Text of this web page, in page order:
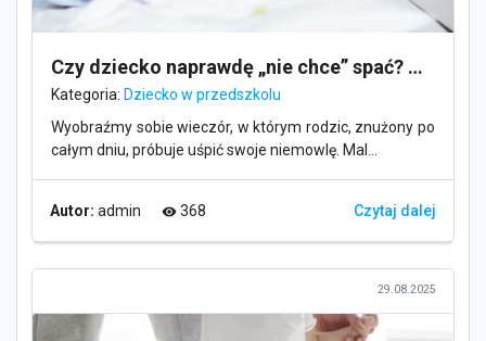
Czy dziecko naprawdę „nie chce” spać? O ukrytych napięciach i mitach snu malucha
Kategoria: Dziecko w przedszkolu
Wyobraźmy sobie wieczór, w którym rodzic, znużony po
całym dniu, próbuje uśpić swoje niemowlę. Mal...
Autor: admin visibility 368 Czytaj dalej
29.08.2025